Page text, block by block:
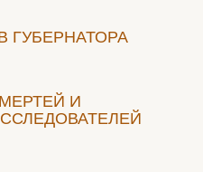
ГУБЕРНАТОРА
И